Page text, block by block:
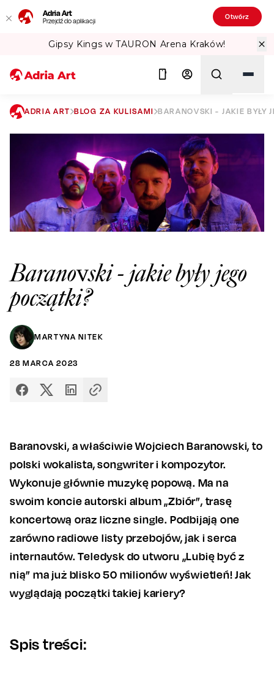
Adria Art
Przejdź do aplikacji Otwórz
Gipsy Kings w TAURON Arena Kraków!
ADRIA ART BLOG ZA KULISAMI BARANOVSKI - JAKIE BYŁY
Baranovski - jakie były jego
początki?
MARTYNA NITEK
28 MARCA 2023
Baranovski, a właściwie Wojciech Baranowski, to
polski wokalista, songwriter i kompozytor.
Wykonuje głównie muzykę popową. Ma na
swoim koncie autorski album „Zbiór”, trasę
koncertową oraz liczne single. Podbijają one
zarówno radiowe listy przebojów, jak i serca
internautów. Teledysk do utworu „Lubię być z
nią” ma już blisko 50 milionów wyświetleń! Jak
wyglądają początki takiej kariery?
Spis treści: